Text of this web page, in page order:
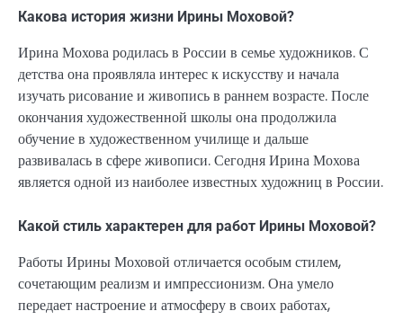
Какова история жизни Ирины Моховой?
Ирина Мохова родилась в России в семье художников. С
детства она проявляла интерес к искусству и начала
изучать рисование и живопись в раннем возрасте. После
окончания художественной школы она продолжила
обучение в художественном училище и дальше
развивалась в сфере живописи. Сегодня Ирина Мохова
является одной из наиболее известных художниц в России.
Какой стиль характерен для работ Ирины Моховой?
Работы Ирины Моховой отличается особым стилем,
сочетающим реализм и импрессионизм. Она умело
передает настроение и атмосферу в своих работах,